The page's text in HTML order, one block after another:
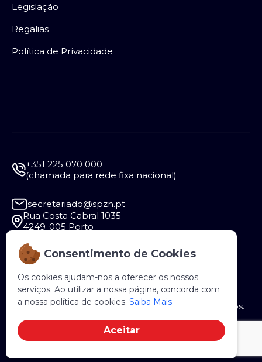
Consentimento de Cookies
Os cookies ajudam-nos a oferecer os nossos
serviços. Ao utilizar a nossa página, concorda com
a nossa política de cookies. Saiba Mais
Aceitar
Legislação
Regalias
Política de Privacidade
+351 225 070 000
(chamada para rede fixa nacional)
secretariado@spzn.pt
Rua Costa Cabral 1035
4249-005 Porto
Segunda a Sexta - 9:30 às 12:30 e das 14:00 às
18:00
Copyright © 2026 SPZN. Todos os direitos reservados.